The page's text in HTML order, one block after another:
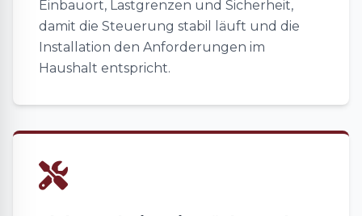
Einbauort, Lastgrenzen und Sicherheit,
damit die Steuerung stabil läuft und die
Installation den Anforderungen im
Haushalt entspricht.